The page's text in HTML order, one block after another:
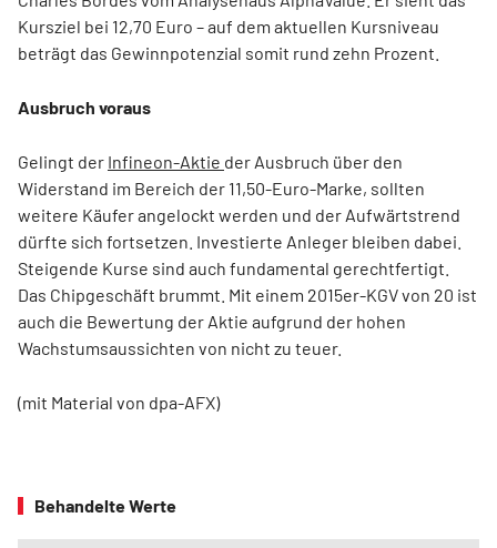
Kursziel bei 12,70 Euro – auf dem aktuellen Kursniveau
beträgt das Gewinnpotenzial somit rund zehn Prozent.
Ausbruch voraus
Gelingt der Infineon-Aktie der Ausbruch über den
Widerstand im Bereich der 11,50-Euro-Marke, sollten
weitere Käufer angelockt werden und der Aufwärtstrend
dürfte sich fortsetzen. Investierte Anleger bleiben dabei.
Steigende Kurse sind auch fundamental gerechtfertigt.
Das Chipgeschäft brummt. Mit einem 2015er-KGV von 20 ist
auch die Bewertung der Aktie aufgrund der hohen
Wachstumsaussichten von nicht zu teuer.
(mit Material von dpa-AFX)
Behandelte Werte